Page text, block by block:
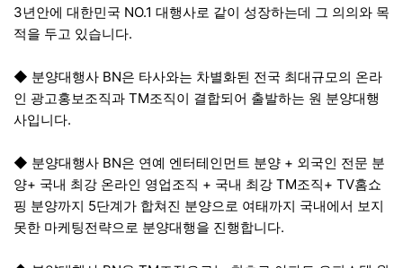
3년안에 대한민국 NO.1 대행사로 같이 성장하는데 그 의의와 목
적을 두고 있습니다.
◆ 분양대행사 BN은 타사와는 차별화된 전국 최대규모의 온라
인 광고홍보조직과 TM조직이 결합되어 출발하는 원 분양대행
사입니다.
◆ 분양대행사 BN은 연예 엔터테인먼트 분양 + 외국인 전문 분
양+ 국내 최강 온라인 영업조직 + 국내 최강 TM조직+ TV홈쇼
핑 분양까지 5단계가 합쳐진 분양으로 여태까지 국내에서 보지
못한 마케팅전략으로 분양대행을 진행합니다.